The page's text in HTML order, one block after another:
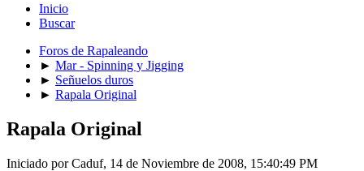
Inicio
Buscar
Foros de Rapaleando
► Mar - Spinning y Jigging
► Señuelos duros
► Rapala Original
Rapala Original
Iniciado por Caduf, 14 de Noviembre de 2008, 15:40:49 PM